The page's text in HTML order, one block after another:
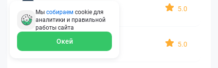
23 место 1 отзыв
5.0
УралСиб
5.0
Мы собираем cookie для
аналитики и правильной
работы сайта
Окей